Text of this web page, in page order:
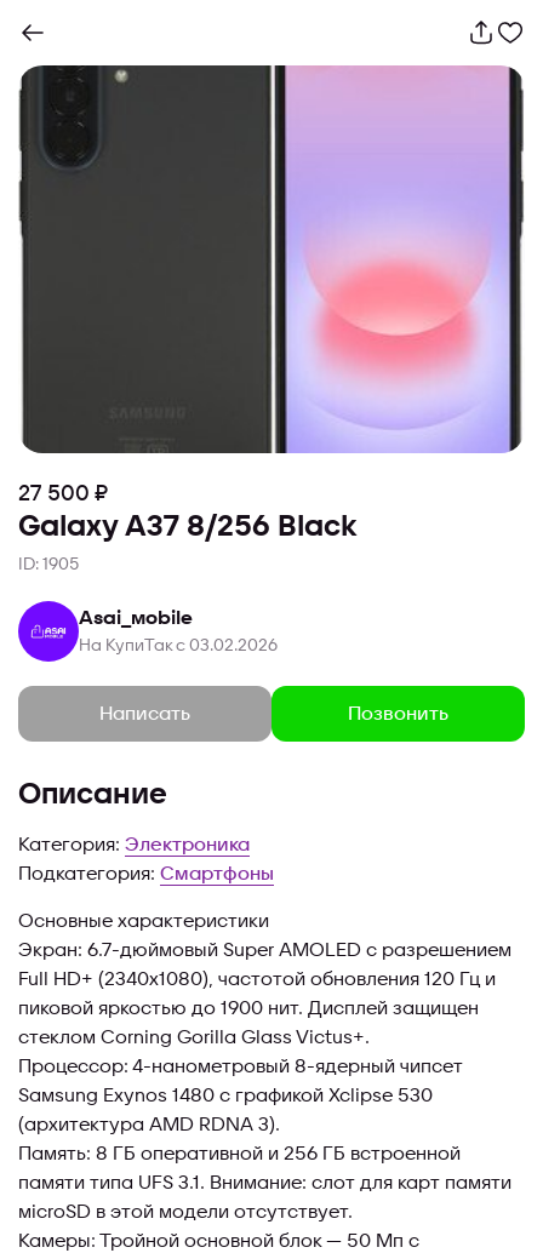
27 500 ₽
Galaxy A37 8/256 Black
ID: 1905
Asai_mobile
На КупиТак с 03.02.2026
Написать Позвонить
Описание
Категория: Электроника
Подкатегория: Смартфоны
Основные характеристики
Экран: 6.7-дюймовый Super AMOLED с разрешением
Full HD+ (2340x1080), частотой обновления 120 Гц и
пиковой яркостью до 1900 нит. Дисплей защищен
стеклом Corning Gorilla Glass Victus+.
Процессор: 4-нанометровый 8-ядерный чипсет
Samsung Exynos 1480 с графикой Xclipse 530
(архитектура AMD RDNA 3).
Память: 8 ГБ оперативной и 256 ГБ встроенной
памяти типа UFS 3.1. Внимание: слот для карт памяти
microSD в этой модели отсутствует.
Камеры: Тройной основной блок — 50 Мп с